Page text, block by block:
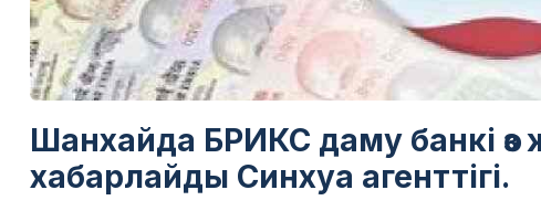
Шанхайда БРИКС даму банкі
хабарлайды Синхуа агенттігі.